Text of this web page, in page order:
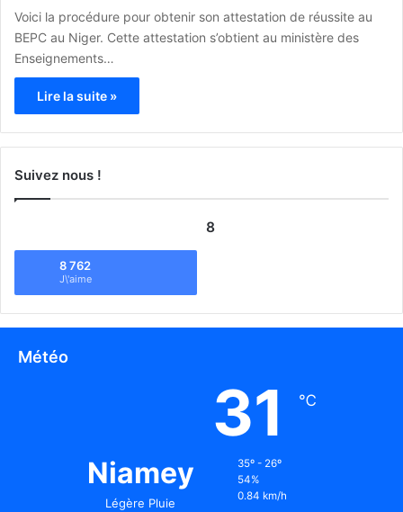
Voici la procédure pour obtenir son attestation de réussite au
BEPC au Niger. Cette attestation s’obtient au ministère des
Enseignements…
Lire la suite »
Suivez nous !
8
8 762
J\'aime
Météo
Niamey
Légère Pluie
31 ℃
35º - 26º
54%
0.84 km/h